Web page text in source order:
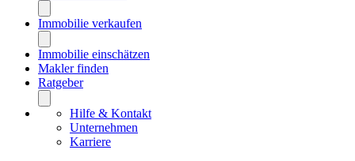
Immobilie verkaufen
Immobilie einschätzen
Makler finden
Ratgeber
Hilfe & Kontakt
Unternehmen
Karriere